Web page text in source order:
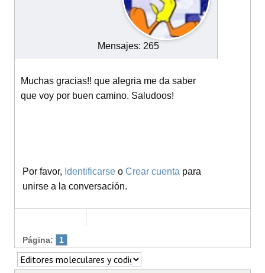
Mensajes: 265
Muchas gracias!! que alegria me da saber
que voy por buen camino. Saludoos!
Por favor, Identificarse o Crear cuenta para
unirse a la conversación.
Página: 1